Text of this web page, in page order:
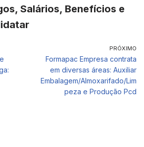
Salários, Benefícios e
PRÓXIMO
Formapac Empresa contrata
em diversas áreas: Auxiliar
Embalagem/Almoxarifado/Lim
peza e Produção Pcd